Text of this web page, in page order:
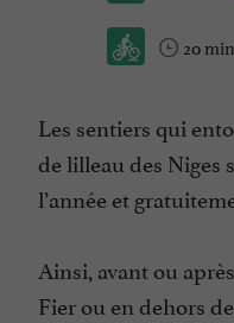
20
Les sentiers qui
de lilleau des Niges
l’année et
Ainsi, avant ou
Fier ou en dehors